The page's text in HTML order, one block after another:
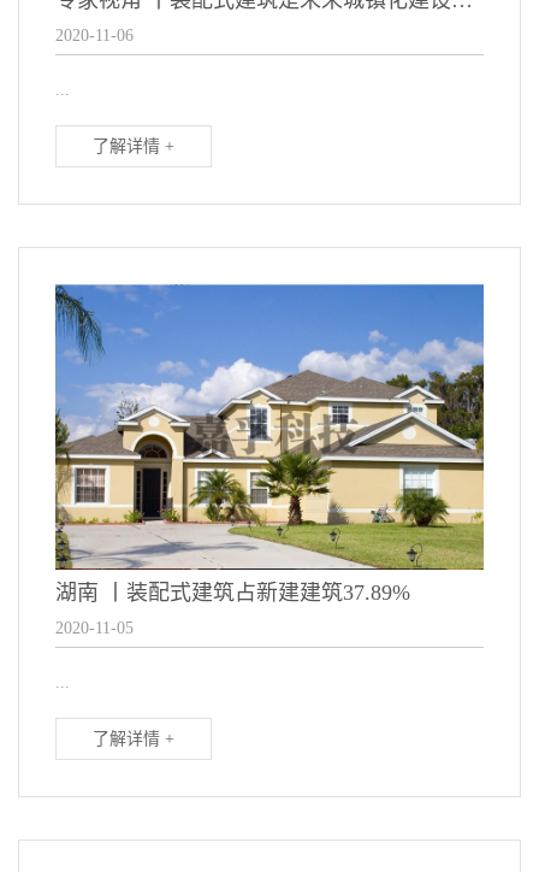
2020-11-06
了解详情 +
湖南 丨装配式建筑占新建建筑37.89%
2020-11-05
了解详情 +